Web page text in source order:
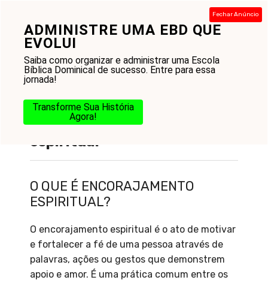
ADMINISTRE UMA EBD QUE
EVOLUI
Saiba como organizar e administrar uma Escola
Bíblica Dominical de sucesso. Entre para essa
jornada!
Transforme Sua História
Agora!
Fechar Anúncio
conteúdo
O que é encorajamento
espiritual
O QUE É ENCORAJAMENTO
ESPIRITUAL?
O encorajamento espiritual é o ato de motivar
e fortalecer a fé de uma pessoa através de
palavras, ações ou gestos que demonstrem
apoio e amor. É uma prática comum entre os